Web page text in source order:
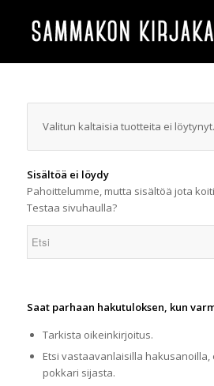
Valitun kaltaisia tuotteita ei löytynyt.
Sisältöä ei löydy
Pahoittelumme, mutta sisältöä jota
Testaa sivuhaulla?
Saat parhaan hakutuloksen, kun
Tarkista oikeinkirjoitus.
Etsi vastaavanlaisilla hakusanoilla,
pokkari sijasta.